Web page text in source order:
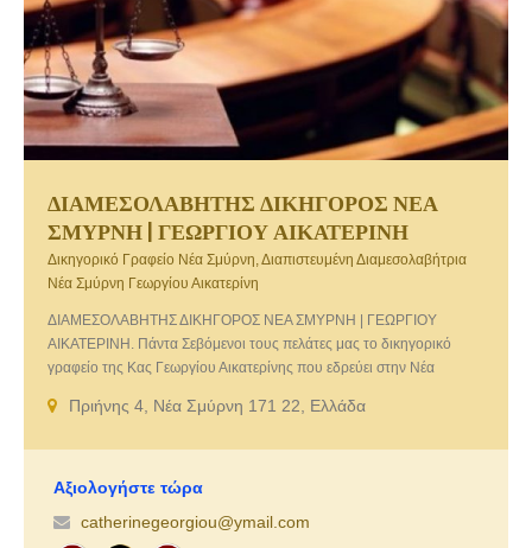
ΔΙΑΜΕΣΟΛΑΒΗΤΗΣ ΔΙΚΗΓΟΡΟΣ ΝΕΑ
ΣΜΥΡΝΗ | ΓΕΩΡΓΙΟΥ ΑΙΚΑΤΕΡΙΝΗ
Δικηγορικό Γραφείο Νέα Σμύρνη, Διαπιστευμένη Διαμεσολαβήτρια
Νέα Σμύρνη Γεωργίου Αικατερίνη
ΔΙΑΜΕΣΟΛΑΒΗΤΗΣ ΔΙΚΗΓΟΡΟΣ ΝΕΑ ΣΜΥΡΝΗ | ΓΕΩΡΓΙΟΥ
ΑΙΚΑΤΕΡΙΝΗ. Πάντα Σεβόμενοι τους πελάτες μας το δικηγορικό
γραφείο της Κας Γεωργίου Αικατερίνης που εδρεύει στην Νέα
συνέπεια και ακρίβεια, δίνοντας αποτελεσματική λύση στα
Πριήνης 4, Νέα Σμύρνη 171 22, Ελλάδα
Αξιολογήστε τώρα
catherinegeorgiou@ymail.com